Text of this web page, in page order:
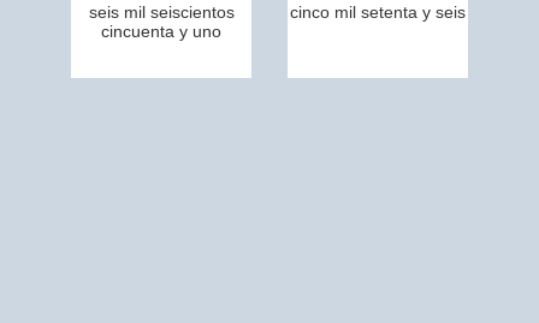
seis mil seiscientos
cincuenta y uno
cinco mil setenta y seis